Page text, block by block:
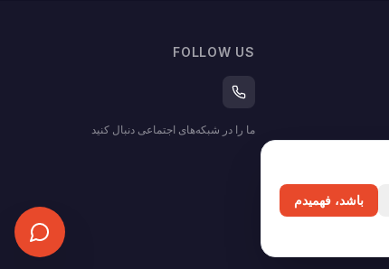
FOLLOW US
ما را در شبکه‌های اجتماعی دنبال کنید
باشد، فهمیدم